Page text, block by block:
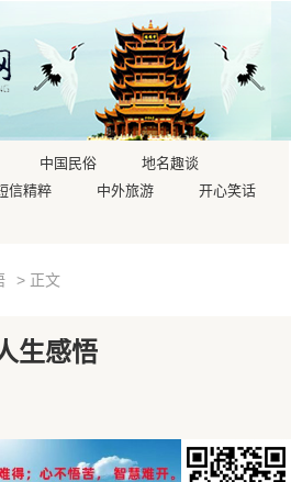
中国民俗
地名趣谈
信精粹 中外旅游 开心笑话
> 正文
生感悟